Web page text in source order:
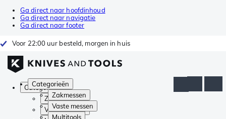
Ga direct naar hoofdinhoud
Ga direct naar navigatie
Ga direct naar footer
Voor 22:00 uur besteld, morgen in huis
Categorieën
Zakmessen
Vaste messen
Multitools
Categorieën
Zakmessen
Vaste messen